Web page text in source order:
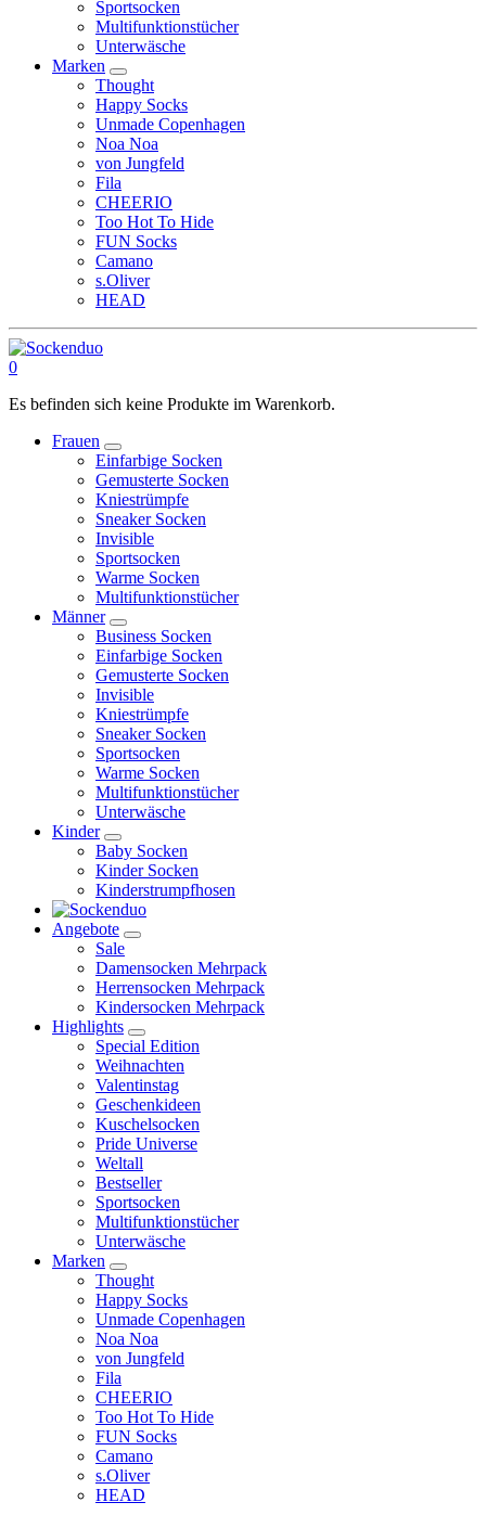
Sportsocken
Multifunktionstücher
Unterwäsche
Marken
Thought
Happy Socks
Unmade Copenhagen
Noa Noa
von Jungfeld
Fila
CHEERIO
Too Hot To Hide
FUN Socks
Camano
s.Oliver
HEAD
0
Es befinden sich keine Produkte im Warenkorb.
Frauen
Einfarbige Socken
Gemusterte Socken
Kniestrümpfe
Sneaker Socken
Invisible
Sportsocken
Warme Socken
Multifunktionstücher
Männer
Business Socken
Einfarbige Socken
Gemusterte Socken
Invisible
Kniestrümpfe
Sneaker Socken
Sportsocken
Warme Socken
Multifunktionstücher
Unterwäsche
Kinder
Baby Socken
Kinder Socken
Kinderstrumpfhosen
Angebote
Sale
Damensocken Mehrpack
Herrensocken Mehrpack
Kindersocken Mehrpack
Highlights
Special Edition
Weihnachten
Valentinstag
Geschenkideen
Kuschelsocken
Pride Universe
Weltall
Bestseller
Sportsocken
Multifunktionstücher
Unterwäsche
Marken
Thought
Happy Socks
Unmade Copenhagen
Noa Noa
von Jungfeld
Fila
CHEERIO
Too Hot To Hide
FUN Socks
Camano
s.Oliver
HEAD